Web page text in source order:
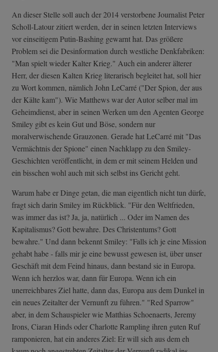
An dieser Stelle soll auch der 2014 verstorbene Journalist Peter
Scholl-Latour zitiert werden, der in seinen letzten Interviews
vor einseitigem Putin-Bashing gewarnt hat. Das größere
Problem sei die Desinformation durch westliche Denkfabriken:
"Man spielt wieder Kalter Krieg." Auch ein anderer älterer
Herr, der diesen Kalten Krieg literarisch begleitet hat, soll hier
zu Wort kommen, nämlich John LeCarré ("Der Spion, der aus
der Kälte kam"). Wie Matthews war der Autor selber mal im
Geheimdienst, aber in seinen Werken um den Agenten George
Smiley gibt es kein Gut und Böse, sondern nur
moralverwischende Grauzonen. Gerade hat LeCarré mit "Das
Vermächtnis der Spione" einen Nachklapp zu den Smiley-
Geschichten veröffentlicht, in dem er mit seinem Helden und
ein bisschen wohl auch mit sich selbst ins Gericht geht.
Warum habe er Dinge getan, die man eigentlich nicht tun dürfe,
fragt sich darin Smiley im Rückblick. "Für den Weltfrieden,
was immer das ist? Ja, ja, natürlich ... Oder im Namen des
Kapitalismus? Gott bewahre. Des Christentums? Gott
bewahre." Und dann bekennt Smiley: "Falls ich je eine Mission
gehabt habe - falls mir je eine bewusst gewesen ist, über unser
Geschäft mit dem Feind hinaus, dann bestand sie in Europa.
Wenn ich herzlos war, dann für Europa. Wenn ich ein
unerreichbares Ziel hatte, dann das, Europa aus dem Dunkel in
ein neues Zeitalter der Vernunft zu führen." "Red Sparrow"
aber, in dem Schauspieler wie Matthias Schoenaerts, Jeremy
Irons, Ciaran Hinds oder Charlotte Rampling ihren guten Ruf
ramponieren, hat ein anderes Ziel: Er will sich aus dem eh